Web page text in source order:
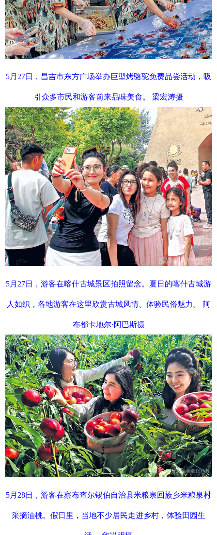
5月27日，昌吉市东方广场举办巨型烤骆驼免费品尝活动，吸
引众多市民和游客前来品味美食。 梁宏涛摄
5月27日，游客在喀什古城景区拍照留念。夏日的喀什古城游
人如织，各地游客在这里欣赏古城风情、体验民俗魅力。 阿
布都卡地尔·阿巴斯摄
5月28日，游客在察布查尔锡伯自治县米粮泉回族乡米粮泉村
采摘油桃。假日里，当地不少居民走进乡村，体验田园生